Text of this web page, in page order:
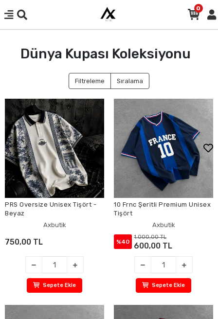
0
Dünya Kupası Koleksiyonu
Filtreleme Sıralama
PRS Oversize Unisex Tişört -
Beyaz
Axbutik
750,00 TL
Sepete Ekle
10 Frnc Şeritli Premium Unisex
Tişört
Axbutik
%40
1.000,00 TL
600,00 TL
Sepete Ekle